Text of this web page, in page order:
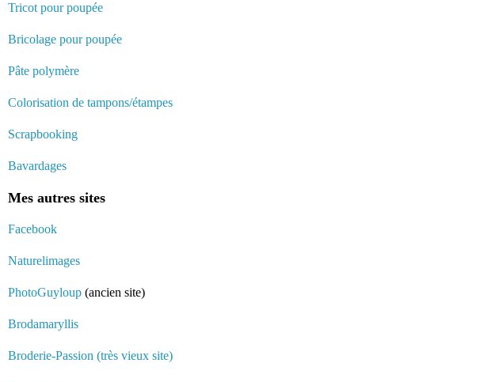
Tricot pour poupée
Bricolage pour poupée
Pâte polymère
Colorisation de tampons/étampes
Scrapbooking
Bavardages
Mes autres sites
Facebook
Naturelimages
PhotoGuyloup (ancien site)
Brodamaryllis
Broderie-Passion (très vieux site)